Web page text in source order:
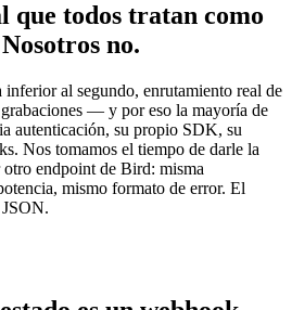
que todos tratan como
no.
al segundo, enrutamiento real de
— y por eso la mayoría de
autenticación, su propio SDK, su
Nos tomamos el tiempo de darle la
endpoint de Bird: misma
mismo formato de error. El